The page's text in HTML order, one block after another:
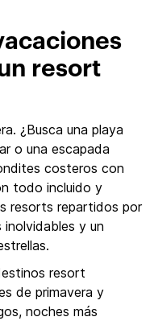
resort
¿Busca una playa
o una escapada
costeros con
todo incluido y
resorts repartidos por
y un
resort
de primavera y
noches más